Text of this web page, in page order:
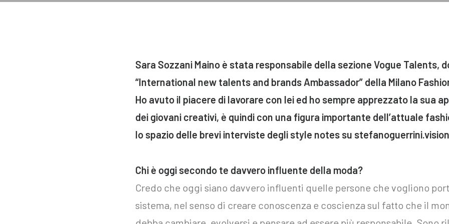
Sara Sozzani Maino è stata responsabile della sezione Vogue Talents,
“International new talents and brands Ambassador” della Milano
Ho avuto il piacere di lavorare con lei ed ho sempre apprezzato la sua
dei giovani creativi, è quindi con una figura importante dell’attuale
lo spazio delle brevi interviste degli style notes su
Chi è oggi secondo te davvero influente della moda?
Credo che oggi siano davvero influenti quelle persone che vogliono
sistema, nel senso di creare conoscenza e coscienza sul fatto che il